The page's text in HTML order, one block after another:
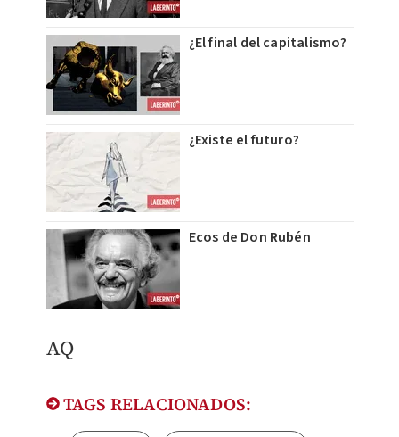
¿El final del capitalismo?
¿Existe el futuro?
Ecos de Don Rubén
AQ
TAGS RELACIONADOS: